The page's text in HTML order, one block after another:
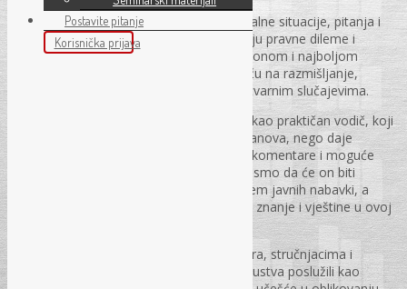
Priručnik je koncipiran na način da kroz realne situacije, pitanja i
odgovore, omogući čitaocima da sagledaju pravne dileme i
pronađu odgovore koji su u skladu sa zakonom i najboljom
praksom. Na taj način, korisnici se podstiču na razmišljanje,
diskusiju i donošenje ispravnih odluka u stvarnim slučajevima.
Namjera nam je da ovaj priručnik posluži kao praktičan vodič, koji
ne ostaje na pukom citiranju zakonskih članova, nego daje
dodatnu vrijednost kroz analizu primjera, komentare i moguće
posljedice određenih postupaka. Uvjereni smo da će on biti
koristan alat svima koji su uključeni u sistem javnih nabavki, a
naročito onima koji žele unaprijediti svoje znanje i vještine u ovoj
Zahvaljujemo se svim učesnicima seminara, stručnjacima i
praktičarima čiji su komentari, pitanja i iskustva poslužili kao
Postavite pitanje
Korisnička prijava